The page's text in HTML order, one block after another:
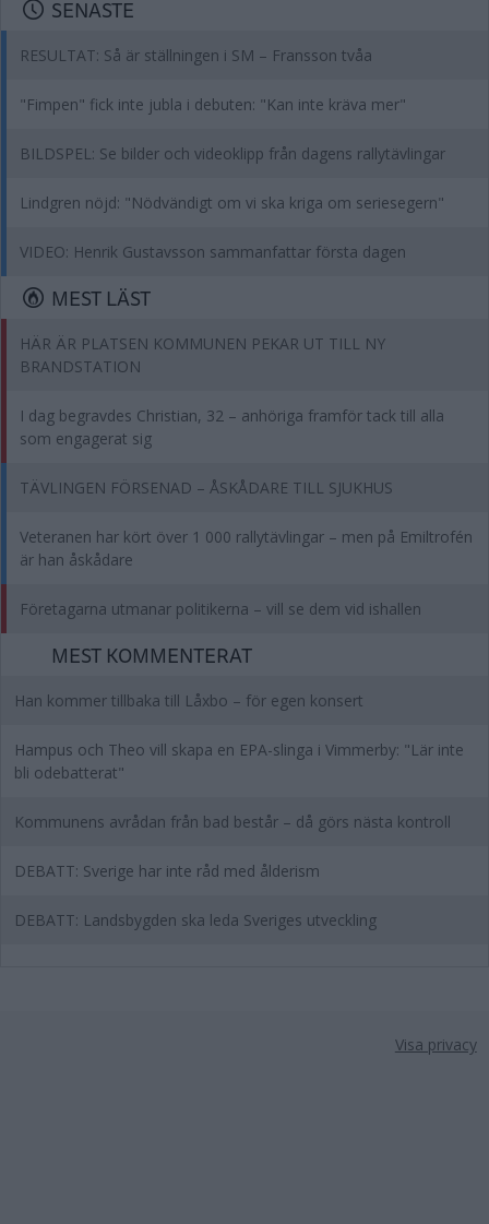
SENASTE
RESULTAT: Så är ställningen i SM – Fransson tvåa
"Fimpen" fick inte jubla i debuten: "Kan inte kräva mer"
BILDSPEL: Se bilder och videoklipp från dagens rallytävlingar
Lindgren nöjd: "Nödvändigt om vi ska kriga om seriesegern"
VIDEO: Henrik Gustavsson sammanfattar första dagen
MEST LÄST
HÄR ÄR PLATSEN KOMMUNEN PEKAR UT TILL NY
BRANDSTATION
I dag begravdes Christian, 32 – anhöriga framför tack till alla
som engagerat sig
TÄVLINGEN FÖRSENAD – ÅSKÅDARE TILL SJUKHUS
Veteranen har kört över 1 000 rallytävlingar – men på Emiltrofén
är han åskådare
Företagarna utmanar politikerna – vill se dem vid ishallen
MEST KOMMENTERAT
Han kommer tillbaka till Låxbo – för egen konsert
Hampus och Theo vill skapa en EPA-slinga i Vimmerby: "Lär inte
bli odebatterat"
Kommunens avrådan från bad består – då görs nästa kontroll
DEBATT: Sverige har inte råd med ålderism
DEBATT: Landsbygden ska leda Sveriges utveckling
Visa privacy